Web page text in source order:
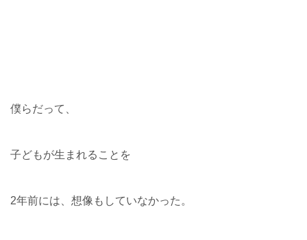
僕らだって、
子どもが生まれることを
2年前には、想像もしていなかった。